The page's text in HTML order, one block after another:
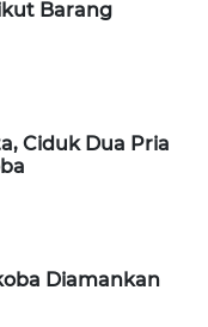
Barang
Ciduk Dua Pria
Diamankan